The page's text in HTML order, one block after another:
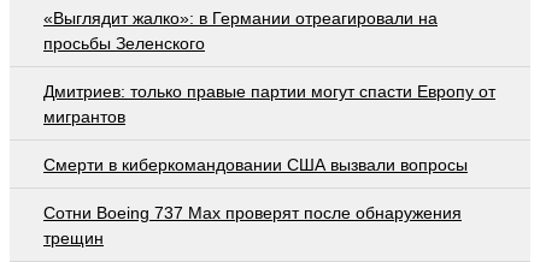
«Выглядит жалко»: в Германии отреагировали на
просьбы Зеленского
Дмитриев: только правые партии могут спасти Европу от
мигрантов
Смерти в киберкомандовании США вызвали вопросы
Сотни Boeing 737 Max проверят после обнаружения
трещин